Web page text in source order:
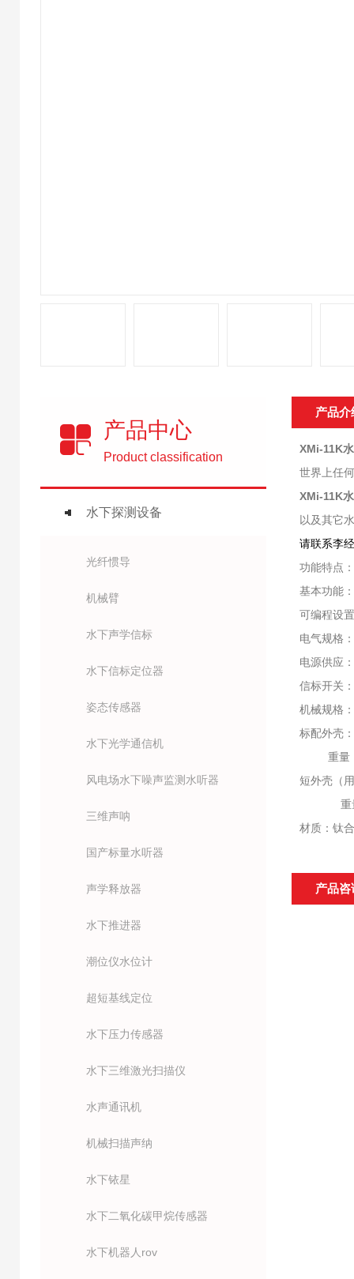
产品中心
Product classification
水下探测设备
光纤惯导
机械臂
水下声学信标
水下信标定位器
姿态传感器
水下光学通信机
风电场水下噪声监测水听器
三维声呐
国产标量水听器
声学释放器
水下推进器
潮位仪水位计
超短基线定位
水下压力传感器
水下三维激光扫描仪
水声通讯机
机械扫描声纳
水下铱星
水下二氧化碳甲烷传感器
水下机器人rov
产品介
XMi-11K
世界上任
XMi-11K
以及其它
请联系李
功能特点：
基本功能
可编程设
电气规格：
电源供应
信标开关
机械规格：
标配外壳
重量：
短外壳（
重量：
材质：钛
产品咨